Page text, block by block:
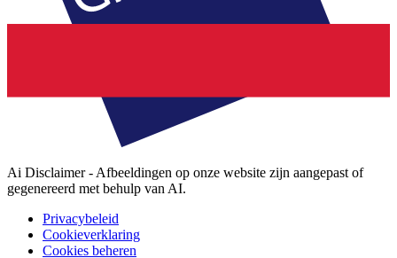
Ai Disclaimer - Afbeeldingen op onze website zijn aangepast of
gegenereerd met behulp van AI.
Privacybeleid
Cookieverklaring
Cookies beheren